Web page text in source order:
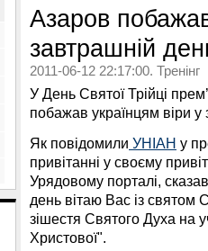
Азаров
завтрашній
2011-06-12 22:17:00. Тренінг
У День Святої Трійці
побажав українцям віри у
Як повідомили УНІАН у
привітанні у своєму
Урядовому порталі,
день вітаю Вас із святом
зішестя Святого Духа на
Христової".